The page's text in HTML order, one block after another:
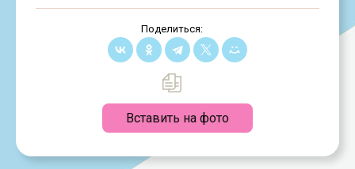
Поделиться:
Вставить на фото